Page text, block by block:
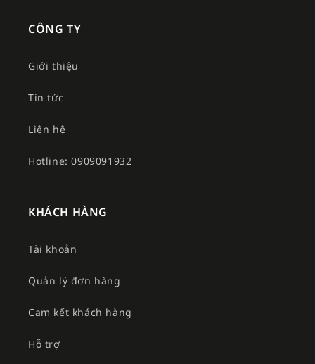
CÔNG TY
Giới thiệu
Tin tức
Liên hệ
Hotline: 0909091932
KHÁCH HÀNG
Tài khoản
Quản lý đơn hàng
Cam kết khách hàng
Hỗ trợ